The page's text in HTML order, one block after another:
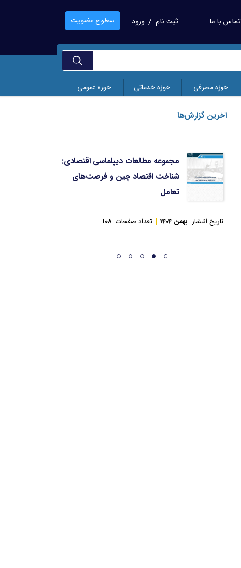
تماس با ما ثبت نام / ورود سطوح عضویت
حوزه مصرفی حوزه خدماتی حوزه عمومی
آخرین گزارش‌ها
مجموعه مطالعات دیپلماسی اقتصادی:
شناخت اقتصاد چین و فرصت‌های
تعامل
تاریخ انتشار بهمن 1404 تعداد صفحات 108